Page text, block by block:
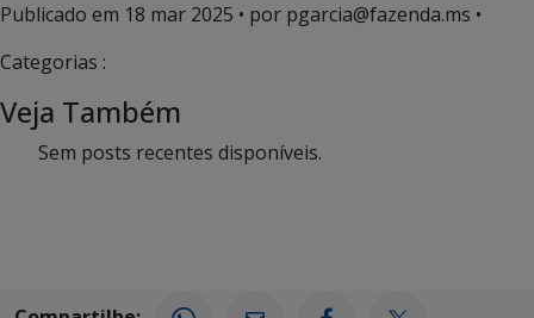
Publicado em 18 mar 2025 • por pgarcia@fazenda.ms •
Categorias :
Veja Também
Sem posts recentes disponíveis.